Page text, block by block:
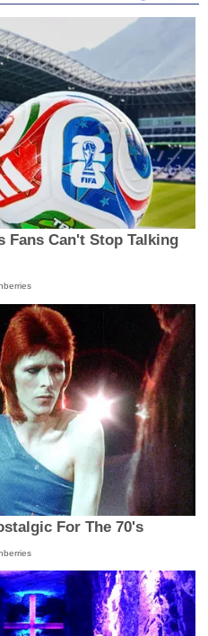
Fans Can't Stop Talking
For The 70's